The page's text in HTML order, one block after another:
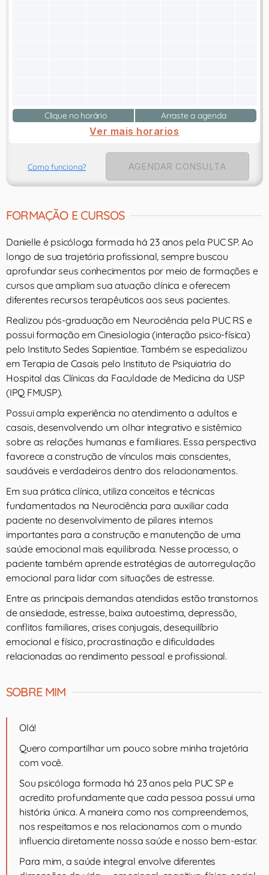
Clique no horário Arraste a agenda
Ver mais horarios
Como funciona? AGENDAR CONSULTA
FORMAÇÃO E CURSOS
Danielle é psicóloga formada há 23 anos pela PUC SP. Ao
longo de sua trajetória profissional, sempre buscou
aprofundar seus conhecimentos por meio de formações e
cursos que ampliam sua atuação clínica e oferecem
diferentes recursos terapêuticos aos seus pacientes.
Realizou pós-graduação em Neurociência pela PUC RS e
possui formação em Cinesiologia (interação psico-física)
pelo Instituto Sedes Sapientiae. Também se especializou
em Terapia de Casais pelo Instituto de Psiquiatria do
Hospital das Clínicas da Faculdade de Medicina da USP
(IPQ FMUSP).
Possui ampla experiência no atendimento a adultos e
casais, desenvolvendo um olhar integrativo e sistêmico
sobre as relações humanas e familiares. Essa perspectiva
favorece a construção de vínculos mais conscientes,
saudáveis e verdadeiros dentro dos relacionamentos.
Em sua prática clínica, utiliza conceitos e técnicas
fundamentados na Neurociência para auxiliar cada
paciente no desenvolvimento de pilares internos
importantes para a construção e manutenção de uma
saúde emocional mais equilibrada. Nesse processo, o
paciente também aprende estratégias de autorregulação
emocional para lidar com situações de estresse.
Entre as principais demandas atendidas estão transtornos
de ansiedade, estresse, baixa autoestima, depressão,
conflitos familiares, crises conjugais, desequilíbrio
emocional e físico, procrastinação e dificuldades
relacionadas ao rendimento pessoal e profissional.
SOBRE MIM
Olá!
Quero compartilhar um pouco sobre minha trajetória
com você.
Sou psicóloga formada há 23 anos pela PUC SP e
acredito profundamente que cada pessoa possui uma
história única. A maneira como nos compreendemos,
nos respeitamos e nos relacionamos com o mundo
influencia diretamente nossa saúde e nosso bem-estar.
Para mim, a saúde integral envolve diferentes